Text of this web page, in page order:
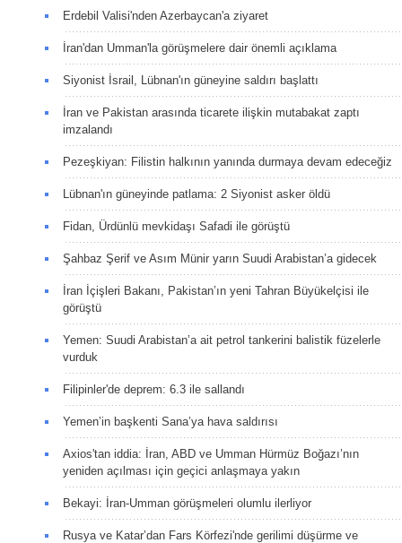
Erdebil Valisi'nden Azerbaycan'a ziyaret
İran'dan Umman'la görüşmelere dair önemli açıklama
Siyonist İsrail, Lübnan'ın güneyine saldırı başlattı
İran ve Pakistan arasında ticarete ilişkin mutabakat zaptı
imzalandı
Pezeşkiyan: Filistin halkının yanında durmaya devam edeceğiz
Lübnan'ın güneyinde patlama: 2 Siyonist asker öldü
Fidan, Ürdünlü mevkidaşı Safadi ile görüştü
Şahbaz Şerif ve Asım Münir yarın Suudi Arabistan’a gidecek
İran İçişleri Bakanı, Pakistan’ın yeni Tahran Büyükelçisi ile
görüştü
Yemen: Suudi Arabistan’a ait petrol tankerini balistik füzelerle
vurduk
Filipinler'de deprem: 6.3 ile sallandı
Yemen’in başkenti Sana’ya hava saldırısı
Axios'tan iddia: İran, ABD ve Umman Hürmüz Boğazı’nın
yeniden açılması için geçici anlaşmaya yakın
Bekayi: İran-Umman görüşmeleri olumlu ilerliyor
Rusya ve Katar’dan Fars Körfezi'nde gerilimi düşürme ve